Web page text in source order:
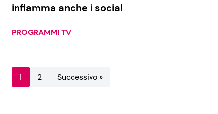
infiamma anche i social
PROGRAMMI TV
1 2 Successivo »